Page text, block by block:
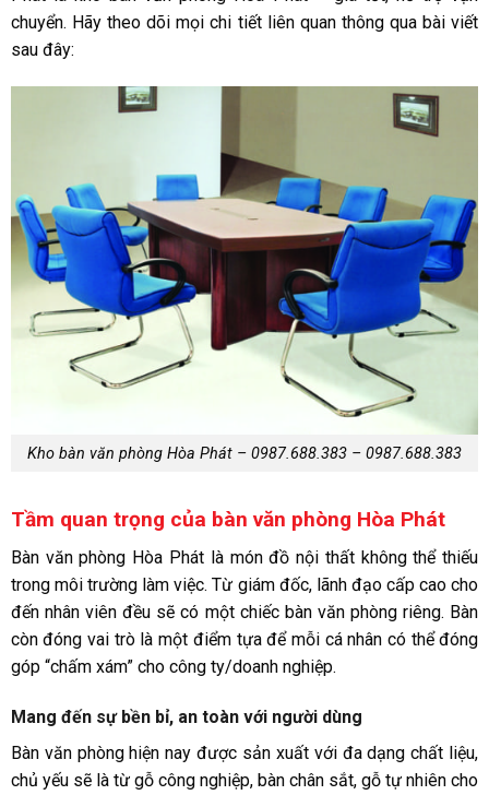
chuyển. Hãy theo dõi mọi chi tiết liên quan thông qua bài viết
sau đây:
Kho bàn văn phòng Hòa Phát – 0987.688.383 – 0987.688.383
Tầm quan trọng của bàn văn phòng Hòa Phát
Bàn văn phòng Hòa Phát là món đồ nội thất không thể thiếu
trong môi trường làm việc. Từ giám đốc, lãnh đạo cấp cao cho
đến nhân viên đều sẽ có một chiếc bàn văn phòng riêng. Bàn
còn đóng vai trò là một điểm tựa để mỗi cá nhân có thể đóng
góp “chấm xám” cho công ty/doanh nghiệp.
Mang đến sự bền bỉ, an toàn với người dùng
Bàn văn phòng hiện nay được sản xuất với đa dạng chất liệu,
chủ yếu sẽ là từ gỗ công nghiệp, bàn chân sắt, gỗ tự nhiên cho